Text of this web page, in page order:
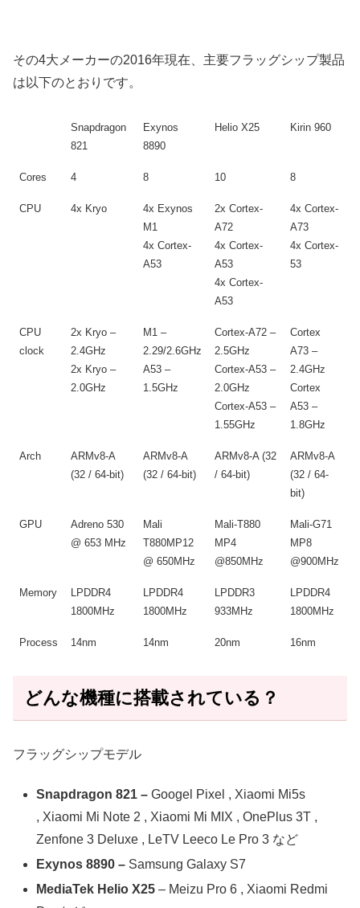
その4大メーカーの2016年現在、主要フラッグシップ製品
は以下のとおりです。
Snapdragon
821
Exynos
8890
Helio X25 Kirin 960
Cores 4 8 10 8
CPU 4x Kryo
4x Exynos
M1
4x Cortex-
A53
2x Cortex-
A72
4x Cortex-
A53
4x Cortex-
A53
4x Cortex-
A73
4x Cortex-
53
CPU
clock
2x Kryo –
2.4GHz
2x Kryo –
2.0GHz
M1 –
2.29/2.6GHz
A53 –
1.5GHz
Cortex-A72 –
2.5GHz
Cortex-A53 –
2.0GHz
Cortex-A53 –
1.55GHz
Cortex
A73 –
2.4GHz
Cortex
A53 –
1.8GHz
Arch
ARMv8-A
(32 / 64-bit)
ARMv8-A
(32 / 64-bit)
ARMv8-A (32
/ 64-bit)
ARMv8-A
(32 / 64-
bit)
GPU
Adreno 530
@ 653 MHz
Mali
T880MP12
@ 650MHz
Mali-T880
MP4
@850MHz
Mali-G71
MP8
@900MHz
Memory
LPDDR4
1800MHz
LPDDR4
1800MHz
LPDDR3
933MHz
LPDDR4
1800MHz
Process 14nm 14nm 20nm 16nm
どんな機種に搭載されている？
フラッグシップモデル
Snapdragon 821 – Googel Pixel , Xiaomi Mi5s
, Xiaomi Mi Note 2 , Xiaomi Mi MIX , OnePlus 3T ,
Zenfone 3 Deluxe , LeTV Leeco Le Pro 3 など
Exynos 8890 – Samsung Galaxy S7
MediaTek Helio X25 – Meizu Pro 6 , Xiaomi Redmi